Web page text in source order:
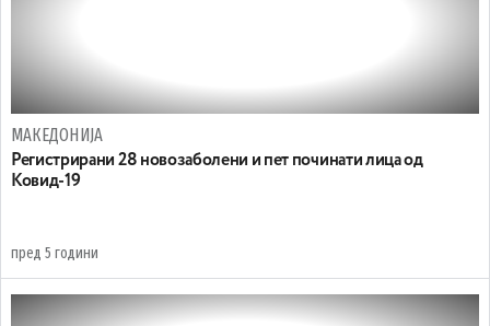
МАКЕДОНИЈА
Регистрирани 28 новозаболени и пет починати лица од
Ковид-19
пред 5 години